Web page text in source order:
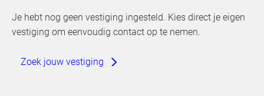
Je hebt nog geen vestiging ingesteld. Kies direct je eigen
vestiging om eenvoudig contact op te nemen.
Zoek jouw vestiging